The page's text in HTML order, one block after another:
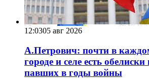
12:0305 авг 2026
А.Петрович: почти в
городе и селе есть
павших в годы войны